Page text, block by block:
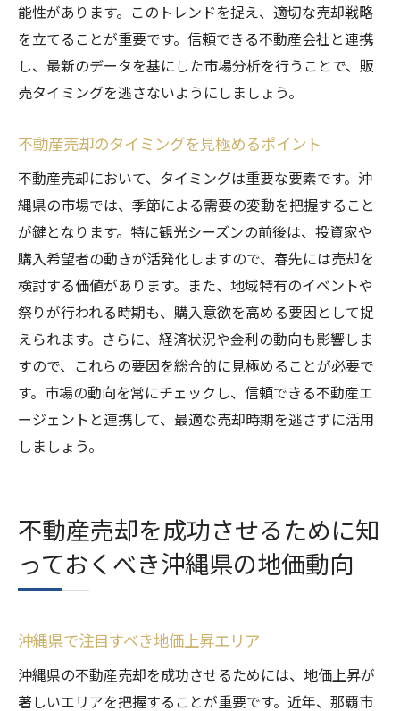
市場性を高めるための地価動向活用法
売却成功のための綿密な市場分析
沖縄県特有の需要と供給のバランス
競争優位性を確保するための独自戦略
不動産売却で失敗しないための地価動向の見極
め方と沖縄県の市場ポイント
地価動向を予測するためのデータ分析手法
市場の落とし穴を避けるための見極め方
成功事例から学ぶ地価動向の分析方法
売却失敗を回避するためのリスク管理
適切な販売戦略を構築するための市場理解
プロフェッショナルによる市場アセスメン
トの利点
能性があります。このトレンドを捉え、適切な売却戦略
を立てることが重要です。信頼できる不動産会社と連携
し、最新のデータを基にした市場分析を行うことで、販
売タイミングを逃さないようにしましょう。
不動産売却のタイミングを見極めるポイント
不動産売却において、タイミングは重要な要素です。沖
縄県の市場では、季節による需要の変動を把握すること
が鍵となります。特に観光シーズンの前後は、投資家や
購入希望者の動きが活発化しますので、春先には売却を
検討する価値があります。また、地域特有のイベントや
祭りが行われる時期も、購入意欲を高める要因として捉
えられます。さらに、経済状況や金利の動向も影響しま
すので、これらの要因を総合的に見極めることが必要で
す。市場の動向を常にチェックし、信頼できる不動産エ
ージェントと連携して、最適な売却時期を逃さずに活用
しましょう。
不動産売却を成功させるために知
っておくべき沖縄県の地価動向
沖縄県で注目すべき地価上昇エリア
沖縄県の不動産売却を成功させるためには、地価上昇が
著しいエリアを把握することが重要です。近年、那覇市